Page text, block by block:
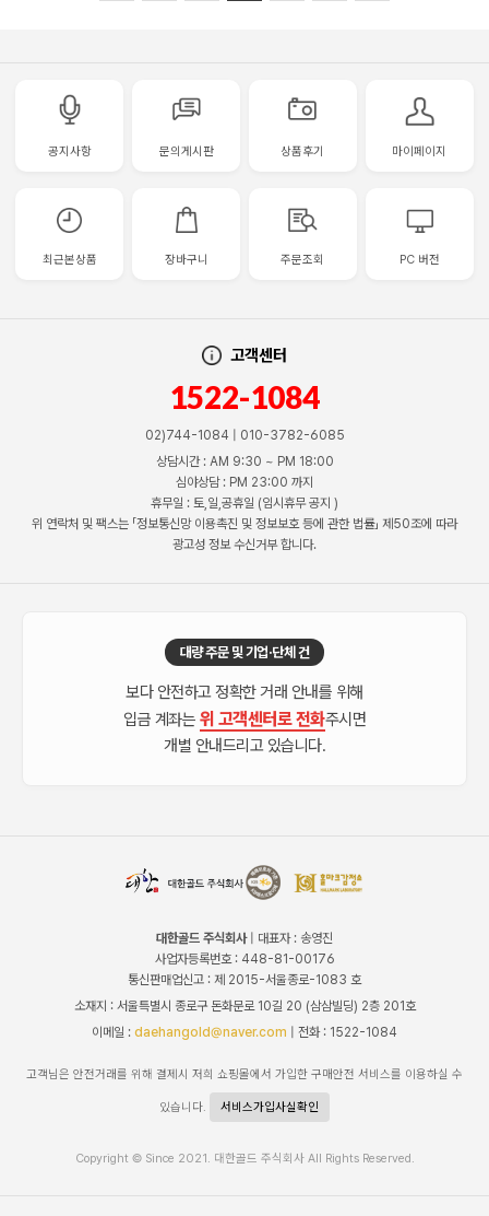
공지사항 문의게시판 상품후기 마이페이지
최근본상품 장바구니 주문조회 PC 버전
고객센터
1522-1084
02)744-1084 | 010-3782-6085
상담시간 : AM 9:30 ~ PM 18:00
심야상담 : PM 23:00 까지
휴무일 : 토,일,공휴일 (임시휴무 공지 )
위 연락처 및 팩스는 「정보통신망 이용촉진 및 정보보호 등에 관한 법률」 제50조에 따라
광고성 정보 수신거부 합니다.
대량 주문 및 기업·단체 건
보다 안전하고 정확한 거래 안내를 위해
입금 계좌는 위 고객센터로 전화주시면
개별 안내드리고 있습니다.
대한골드 주식회사| 대표자 : 송영진
사업자등록번호 : 448-81-00176
통신판매업신고 : 제 2015-서울종로-1083 호
소재지 : 서울특별시 종로구 돈화문로 10길 20 (삼삼빌딩) 2층 201호
이메일 : daehangold@naver.com | 전화 : 1522-1084
고객님은 안전거래를 위해 결제시 저희 쇼핑몰에서 가입한 구매안전 서비스를 이용하실 수
있습니다. 서비스가입사실확인
Copyright © Since 2021. 대한골드 주식회사 All Rights Reserved.